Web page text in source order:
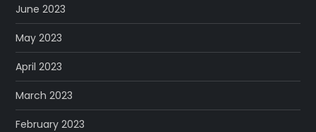
June 2023
May 2023
April 2023
March 2023
February 2023